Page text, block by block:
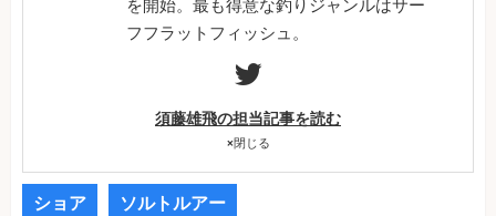
を開始。最も得意な釣りジャンルはサー
フフラットフィッシュ。
須藤雄飛の担当記事を読む
×閉じる
ショア ソルトルアー